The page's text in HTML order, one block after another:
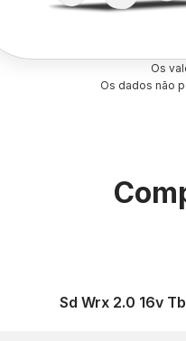
Os
Os dados não
Sd Wrx 2.0 16v